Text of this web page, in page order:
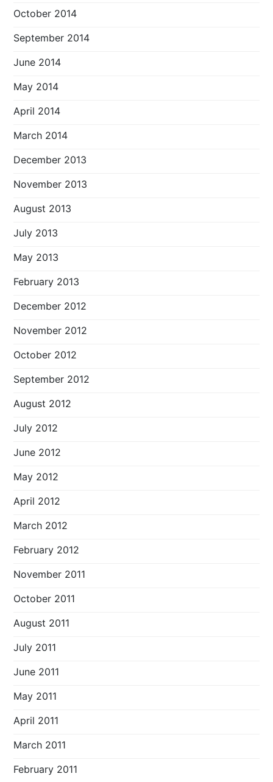
October 2014
September 2014
June 2014
May 2014
April 2014
March 2014
December 2013
November 2013
August 2013
July 2013
May 2013
February 2013
December 2012
November 2012
October 2012
September 2012
August 2012
July 2012
June 2012
May 2012
April 2012
March 2012
February 2012
November 2011
October 2011
August 2011
July 2011
June 2011
May 2011
April 2011
March 2011
February 2011